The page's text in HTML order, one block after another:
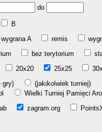
do
B
wygrana A remis
bez terytorium
20x20 25x25
gry)
(jakikolwiek turniej)
Wielki Turniej Pamięci
zagram.org